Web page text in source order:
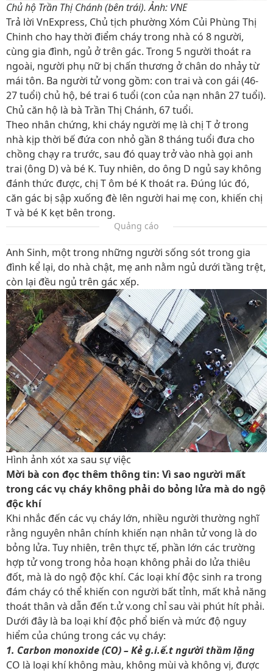
Chủ hộ Trần Thị Chánh (bên trái). Ảnh: VNE
Trả lời VnExpress, Chủ tịch phường Xóm Củi Phùng Thị
Chinh cho hay thời điểm cháy trong nhà có 8 người,
cùng gia đình, ngủ ở trên gác. Trong 5 người thoát ra
ngoài, người phụ nữ bị chấn thương ở chân do nhảy từ
mái tôn. Ba người tử vong gồm: con trai và con gái (46-
27 tuổi) chủ hộ, bé trai 6 tuổi (con của nạn nhân 27 tuổi).
Chủ căn hộ là bà Trần Thị Chánh, 67 tuổi.
Theo nhân chứng, khi cháy người mẹ là chị T ở trong
nhà kịp thời bế đứa con nhỏ gần 8 tháng tuổi đưa cho
chồng chạy ra trước, sau đó quay trở vào nhà gọi anh
trai (ông D) và bé K. Tuy nhiên, do ông D ngủ say không
đánh thức được, chị T ôm bé K thoát ra. Đúng lúc đó,
căn gác bị sập xuống đè lên người hai mẹ con, khiến chị
T và bé K kẹt bên trong.
Quảng cáo
Anh Sinh, một trong những người sống sót trong gia
đình kể lại, do nhà chật, mẹ anh nằm ngủ dưới tầng trệt,
còn lại đều ngủ trên gác xếp.
Hình ảnh xót xa sau sự việc
Mời bà con đọc thêm thông tin: Vì sao người mất
trong các vụ cháy không phải do bỏng lửa mà do ngộ
độc khí
Khi nhắc đến các vụ cháy lớn, nhiều người thường nghĩ
rằng nguyên nhân chính khiến nạn nhân tử vong là do
bỏng lửa. Tuy nhiên, trên thực tế, phần lớn các trường
hợp tử vong trong hỏa hoạn không phải do lửa thiêu
đốt, mà là do ngộ độc khí. Các loại khí độc sinh ra trong
đám cháy có thể khiến con người bất tỉnh, mất khả năng
thoát thân và dẫn đến t.ử v.ong chỉ sau vài phút hít phải.
Dưới đây là ba loại khí độc phổ biến và mức độ nguy
hiểm của chúng trong các vụ cháy:
1. Carbon monoxide (CO) – Kẻ g.i.ế.t người thầm lặng
CO là loại khí không màu, không mùi và không vị, được